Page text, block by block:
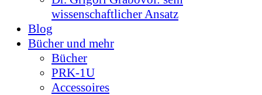
wissenschaftlicher Ansatz
Blog
Bücher und mehr
Bücher
PRK-1U
Accessoires